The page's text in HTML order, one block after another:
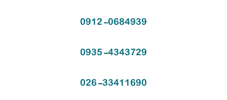
0912-0684939
0935-4343729
026-33411690